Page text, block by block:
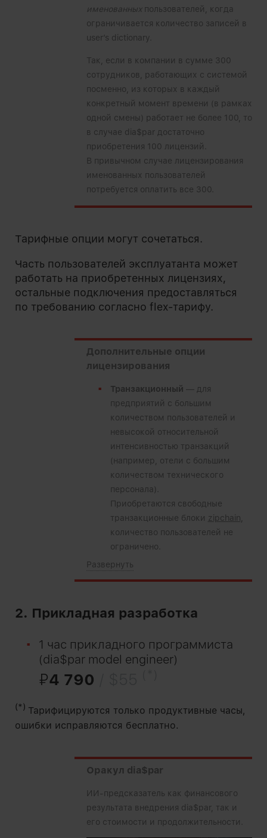
именованныхпользователей, когда
ограничивается количество записей в
user’s dictionary.
Так, если в компании в сумме 300
сотрудников, работающих с системой
посменно, из которых в каждый
конкретный момент времени (в рамках
одной смены) работает не более 100, то
в случае dia$par достаточно
приобретения 100 лицензий.
В привычном случае лицензирования
именованных пользователей
потребуется оплатить все 300.
Тарифные опции могут сочетаться.
Часть пользователей эксплуатанта может
работать на приобретенных лицензиях,
остальные подключения предоставляться
по требованию согласно flex-тарифу.
Дополнительные опции
лицензирования
Транзакционный — для
предприятий с большим
количеством пользователей и
невысокой относительной
интенсивностью транзакций
(например, отели с большим
количеством технического
персонала).
Приобретаются свободные
транзакционные блоки zipchain
количество пользователей не
ограничено.
2. Прикладная разработка
1 час прикладного программиста
(dia$par model engineer)
₽4 790
(*) Тарифицируются только продуктивные часы,
ошибки исправляются бесплатно.
Оракул dia$par
ИИ-предсказатель как финансового
результата внедрения dia$par, так и
его стоимости и продолжительности.